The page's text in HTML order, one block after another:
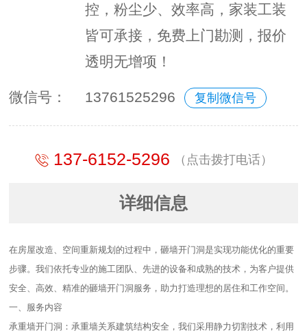
控，粉尘少、效率高，家装工装
皆可承接，免费上门勘测，报价
透明无增项！
微信号： 13761525296 复制微信号
137-6152-5296 （点击拨打电话）
详细信息
在房屋改造、空间重新规划的过程中，砸墙开门洞是实现功能优化的重要
步骤。我们依托专业的施工团队、先进的设备和成熟的技术，为客户提供
安全、高效、精准的砸墙开门洞服务，助力打造理想的居住和工作空间。​
一、服务内容​
承重墙开门洞：承重墙关系建筑结构安全，我们采用静力切割技术，利用